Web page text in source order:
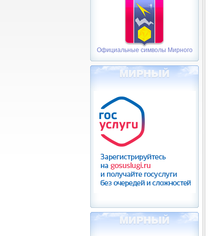
Официальные символы Мирного